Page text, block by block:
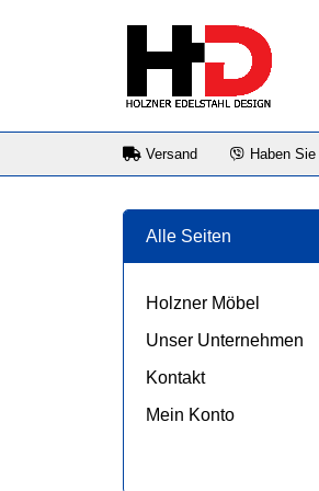
Versand Haben
Alle Seiten
Holzner Möbel
Unser Unternehmen
Kontakt
Mein Konto